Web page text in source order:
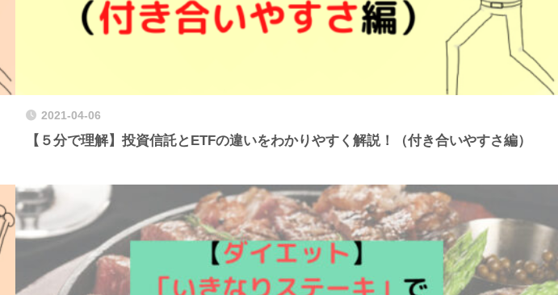
2021-04-06
【５分で理解】投資信託とETFの違いをわかりやすく解説！（付き合いやすさ編）